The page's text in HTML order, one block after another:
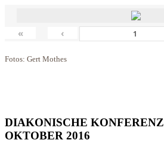
« ‹
Fotos: Gert Mothes
DIAKONISCHE KONFERENZ
OKTOBER 2016